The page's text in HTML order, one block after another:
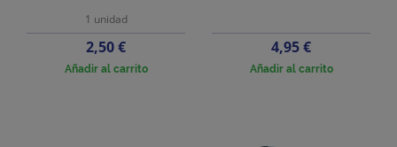
1 unidad
Precio
2,50 €
Añadir al carrito
Precio
4,95 €
Añadir al carrito